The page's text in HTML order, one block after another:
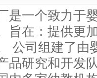
是一个致力于
旨在：提供更
公司组建了由
品研究和开发